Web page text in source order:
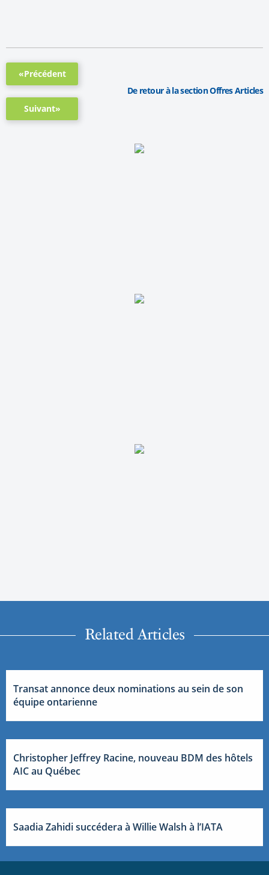
«Précédent
Suivant»
De retour à la section Offres Articles
Related Articles
Transat annonce deux nominations au sein de son
équipe ontarienne
Christopher Jeffrey Racine, nouveau BDM des hôtels
AIC au Québec
Saadia Zahidi succédera à Willie Walsh à l’IATA